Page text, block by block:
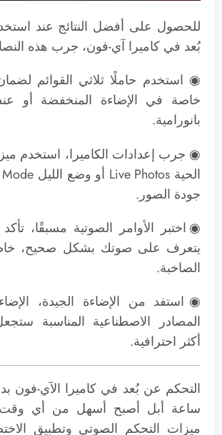
للحصول على أفضل النتائج عند
بُعد في كاميرا آي-فون، جرب هذه
◉ استخدم حاملًا ثلاثي القوائم
خاصة في الإضاءة المنخفضة أو
بانورامية.
◉ جرب إعدادات الكاميرا، استخدم
جودة الصور.
◉اختبر الأوامر الصوتية مسبقًا،
يتعرف على صوتك بشكل صحيح،
الصاخبة.
◉استفد من الإضاءة الجيدة،
المصادر الاصطناعية المناسبة
أكثر احترافية.
التحكم عن بُعد في كاميرا الآي-فون
ساعة أبل أصبح أسهل من أي
ميزات التحكم الصوتي وتطبيق